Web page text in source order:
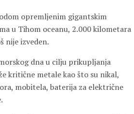
opremljenim gigantskim
u Tihom oceanu, 2.000 kilometara
nije izveden.
dna u cilju prikupljanja
kritične metale kao što su nikal,
mobitela, baterija za električne